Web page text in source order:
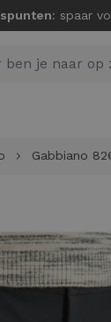
: spaar
Gabbiano